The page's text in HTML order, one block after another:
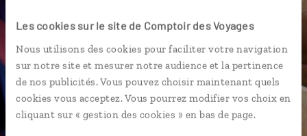
Les cookies sur le site de Comptoir des Voyages
Nous utilisons des cookies pour faciliter votre navigation
sur notre site et mesurer notre audience et la pertinence
de nos publicités. Vous pouvez choisir maintenant quels
cookies vous acceptez. Vous pourrez modifier vos choix en
cliquant sur « gestion des cookies » en bas de page.
Pousada
Ludovic,
spécialiste Brésil